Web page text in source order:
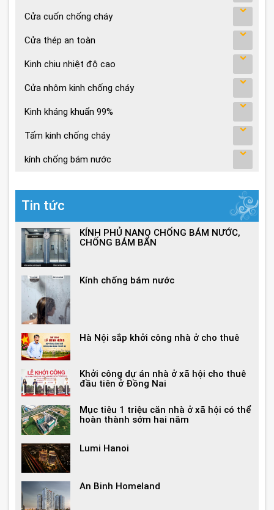
Cửa cuốn chống cháy
Cửa thép an toàn
Kinh chiu nhiệt độ cao
Cửa nhôm kinh chống cháy
Kinh kháng khuẩn 99%
Tấm kinh chống cháy
kính chống bám nước
Tin tức
KÍNH PHỦ NANO CHỐNG BÁM NƯỚC,
CHỐNG BÁM BẨN
Kính chống bám nước
Hà Nội sắp khởi công nhà ở cho thuê
Khởi công dự án nhà ở xã hội cho thuê
đầu tiên ở Đồng Nai
Mục tiêu 1 triệu căn nhà ở xã hội có thể
hoàn thành sớm hai năm
Lumi Hanoi
An Binh Homeland